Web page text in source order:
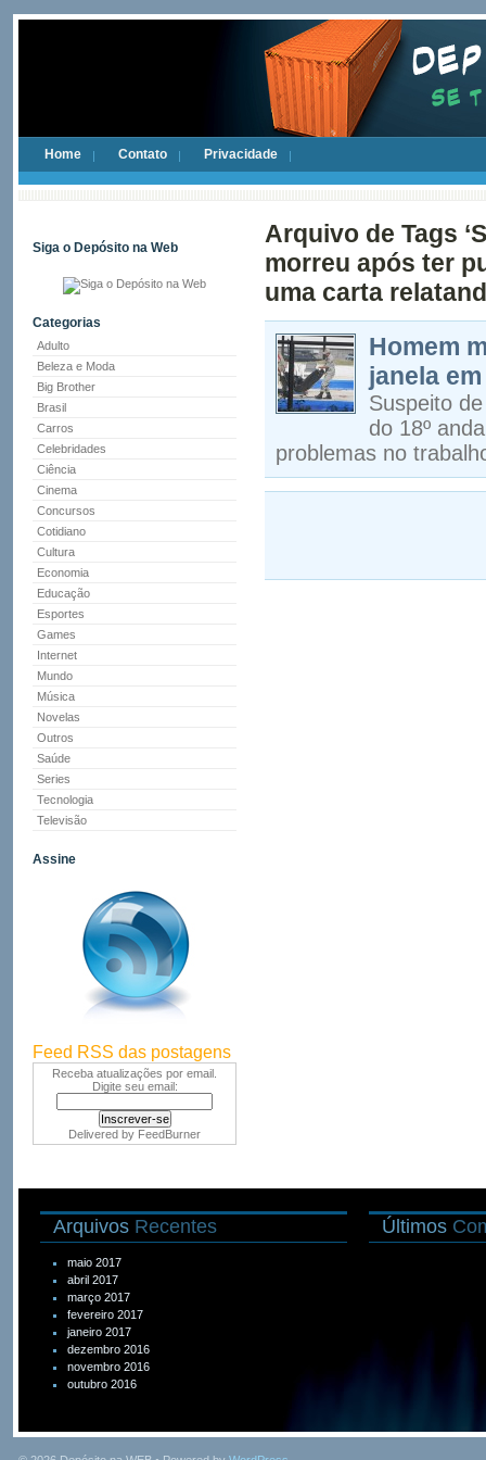
Home Contato Privacidade
Siga o Depósito na Web
Categorias
Adulto
Beleza e Moda
Big Brother
Brasil
Carros
Celebridades
Ciência
Cinema
Concursos
Cotidiano
Cultura
Economia
Educação
Esportes
Games
Internet
Mundo
Música
Novelas
Outros
Saúde
Series
Tecnologia
Televisão
Assine
Feed RSS das postagens
Receba atualizações por email.
Digite seu email:
Delivered by FeedBurner
Arquivo de Tags
morreu após ter
uma carta
Homem
janela
Suspeito
do 18º
problemas no
Arquivos Recentes
maio 2017
abril 2017
março 2017
fevereiro 2017
janeiro 2017
dezembro 2016
novembro 2016
outubro 2016
Últimos